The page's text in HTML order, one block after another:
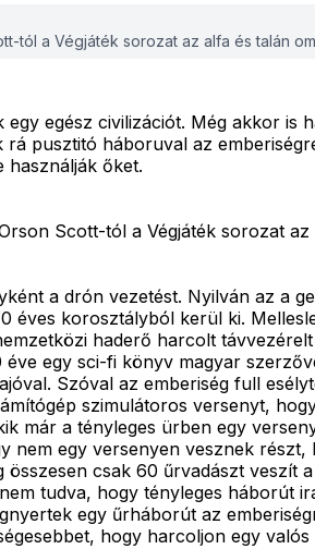
a Végjáték sorozat az alfa és talán
egész civilizációt. Még akkor
pusztitó háboruval az
őket.
Scott-tól a Végjáték sorozat
a drón vezetést. Nyilván az a
korosztályból kerül ki.
haderő harcolt
egy sci-fi könyv magyar
Szóval az emberiség full
szimulátoros versenyt,
már a tényleges ürben egy
egy versenyen vesznek
csak 60 űrvadászt veszít
tudva, hogy tényleges háborút
egy űrháborút az
hogy harcoljon egy